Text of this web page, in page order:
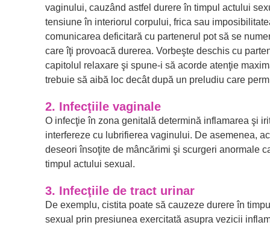
vaginului, cauzând astfel durere în timpul actului
tensiune în interiorul corpului, frica sau
comunicarea deficitară cu partenerul pot să se
care îţi provoacă durerea. Vorbeşte deschis cu
capitolul relaxare şi spune-i să acorde atenţie
trebuie să aibă loc decât după un preludiu care
2. Infecţiile vaginale
O infecţie în zona genitală determină inflamarea şi
interfereze cu lubrifierea vaginului. De asemenea,
deseori însoţite de mâncărimi şi scurgeri anormale
timpul actului sexual.
3. Infecţiile de tract urinar
De exemplu, cistita poate să cauzeze durere în
sexual prin presiunea exercitată asupra vezicii